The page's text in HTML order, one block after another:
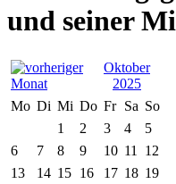
und seiner
Oktober
2025
Mo Di Mi Do Fr Sa So
1
2 3 4
5
6
7 8 9 10 11
12
13
14 15 16 17 18 19